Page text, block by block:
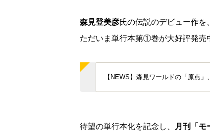
森見登美彦氏の伝説のデビュー作を
ただいま単行本第①巻が大好評発売
【NEWS】森見ワールドの「原点
待望の単行本化を記念し、 月刊「モ